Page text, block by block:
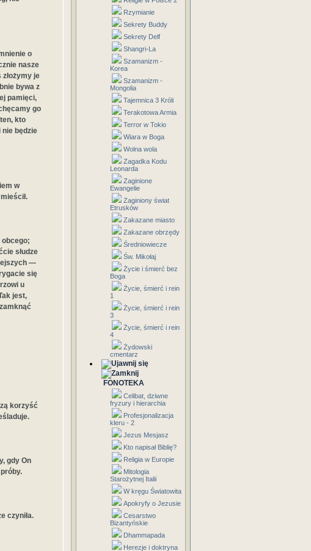
o
nasze
je
bywa z
pamięci,
go
kto
będzie
w
słudze
—
się
u
jest,
korzyść
gdy On
czyniła.
Rzymianie
Sekrety Buddy
Sekrety Delf
Shangri-La
Szamanizm -
Korea
Szamanizm -
Mongolia
Tajemnica 3 Króli
Terakotowa Armia
Terror w Tokio
Wiara w Boga
Wolna wola
Zagadka Kodu
Leonarda
Zaginione
Ewangelie
Zaginiony świat
Etrusków
Zakazane miasto
Zakazane obrzędy
Średniowiecze
Św. Mikołaj
Życie i śmierć bez
Boga
Życie, śmierć i rein
1
Życie, śmierć i rein
3
Życie, śmierć i rein
4
Żydowski
cmentarz
FONOTEKA
Celibat, dziwne
fryzury i hierarchia
Profesjonalizacja
kleru - 2
Jezus Mesjasz
Kto napisał Biblię?
Religia w Europie
Mitologia
Starożytnej Italii
W kręgu Światowita
Apokryfy o Jezusie
Cesarstwo
Bizantyńskie
Dhammapada
Herezje i doktryna